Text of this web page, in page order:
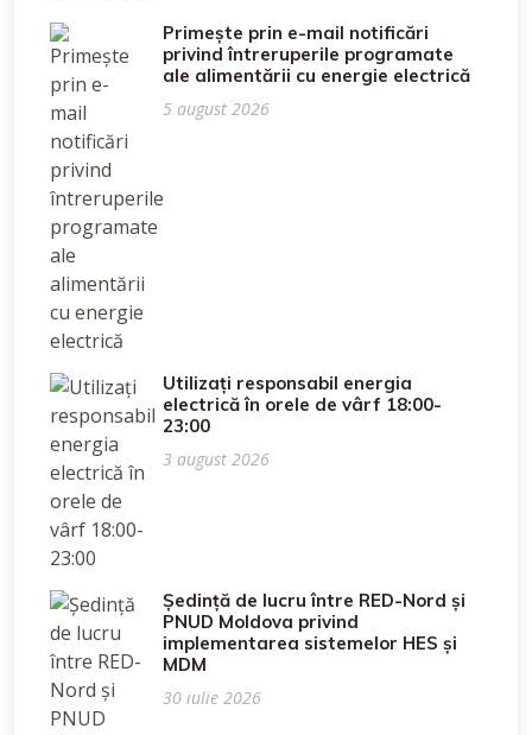
Primește prin e-mail notificări
privind întreruperile programate
ale alimentării cu energie electrică
5 august 2026
Utilizați responsabil energia
electrică în orele de vârf 18:00-
23:00
3 august 2026
Ședință de lucru între RED-Nord și
PNUD Moldova privind
implementarea sistemelor HES și
MDM
30 iulie 2026